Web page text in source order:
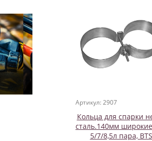
Артикул: 2907
Кольца для спарки
сталь.140мм
5/7/8,5л пара, BTS